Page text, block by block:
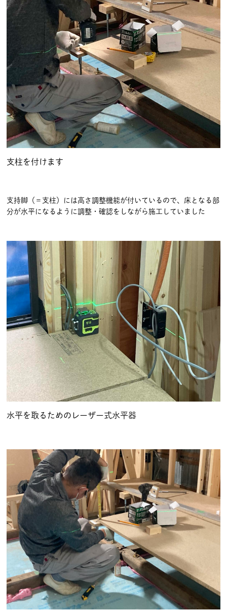
支柱を付けます
支持脚（＝支柱）には高さ調整機能が付いているので、床となる部
分が水平になるように調整・確認をしながら施工していました
水平を取るためのレーザー式水平器